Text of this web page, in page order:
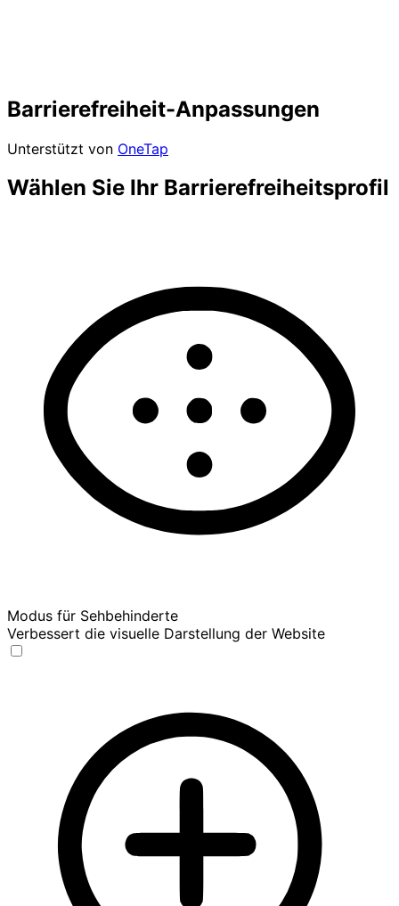
Barrierefreiheit-Anpassungen
Unterstützt von OneTap
Wählen Sie Ihr Barrierefreiheitsprofil
Modus für Sehbehinderte
Verbessert die visuelle Darstellung der Website